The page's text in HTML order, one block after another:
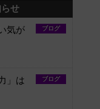
せ
ブログ
気が
ブログ
」は